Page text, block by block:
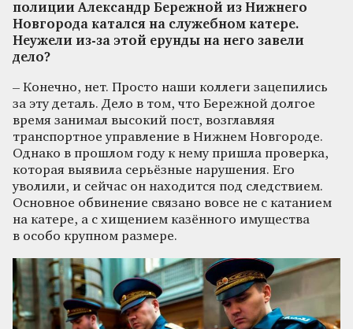
полиции Александр Бережной из Нижнего
Новгорода катался на служебном катере.
Неужели из-за этой ерунды на него завели
дело?
– Конечно, нет. Просто наши коллеги зацепились
за эту деталь. Дело в том, что Бережной долгое
время занимал высокий пост, возглавляя
транспортное управление в Нижнем Новгороде.
Однако в прошлом году к нему пришла проверка,
которая выявила серьёзные нарушения. Его
уволили, и сейчас он находится под следствием.
Основное обвинение связано вовсе не с катанием
на катере, а с хищением казённого имущества
в особо крупном размере.